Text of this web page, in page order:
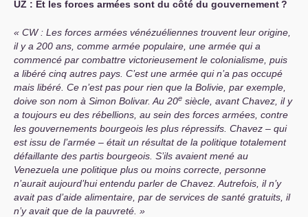
UZ : Et les forces armées sont du côté du gouvernement?
CW: Les forces armées vénézuéliennes trouvent leur origine,
il y a 200 ans, comme armée populaire, une armée qui a
commencé par combattre victorieusement le colonialisme, puis
a libéré cinq autres pays. C’est une armée qui n’a pas occupé
mais libéré. Ce n’est pas pour rien que la Bolivie, par exemple,
doive son nom à Simon Bolivar. Au 20e siècle, avant Chavez, il y
a toujours eu des rébellions, au sein des forces armées, contre
les gouvernements bourgeois les plus répressifs. Chavez – qui
est issu de l’armée – était un résultat de la politique totalement
défaillante des partis bourgeois. S’ils avaient mené au
Venezuela une politique plus ou moins correcte, personne
n’aurait aujourd’hui entendu parler de Chavez. Autrefois, il n’y
avait pas d’aide alimentaire, par de services de santé gratuits, il
n’y avait que de la pauvreté.